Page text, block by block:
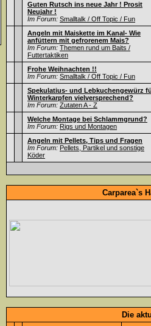
Guten Rutsch ins neue Jahr ! Prosit
Neujahr !
Im Forum: Smalltalk / Off Topic / Fun
Angeln mit Maiskette im Kanal- Wie
anfüttern mit gefrorenem Mais?
Im Forum: Themen rund um Baits /
Futtertaktiken
Frohe Weihnachten !!
Im Forum: Smalltalk / Off Topic / Fun
Spekulatius- und Lebkuchengewürz
Winterkarpfen vielversprechend?
Im Forum: Zutaten A - Z
Welche Montage bei Schlammgrund?
Im Forum: Rigs und Montagen
Angeln mit Pellets, Tips und Fragen
Im Forum: Pellets, Partikel und sonstige
Köder
Carparea`s
Die